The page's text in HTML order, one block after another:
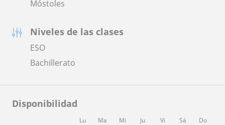
Móstoles
Niveles de las clases
ESO
Bachillerato
Disponibilidad
Lu Ma Mi Ju Vi Sá Do